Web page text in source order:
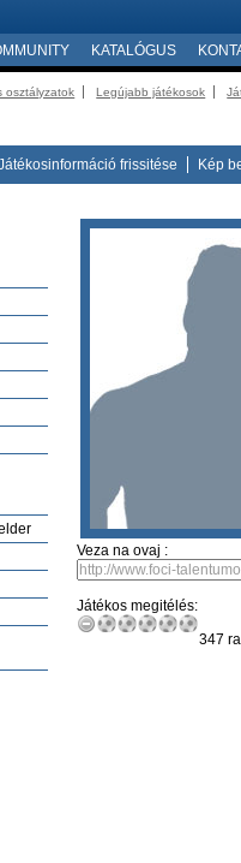
KATALÓGUS
osztályzatok Legújabb játékosok
frissitése Kép
Veza na ovaj :
Játékos megitélés:
347